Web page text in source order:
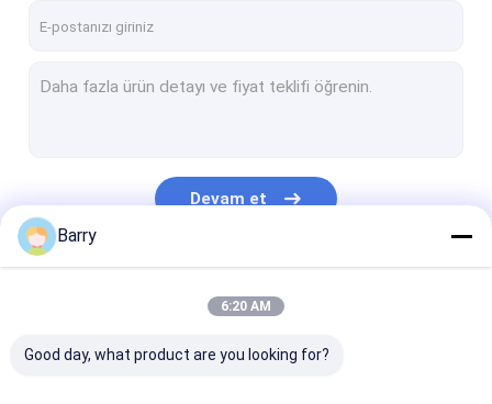
Devam et
Barry
6:20 AM
Good day, what product are you looking for?